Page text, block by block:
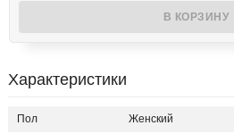
Характеристики
Пол Женский